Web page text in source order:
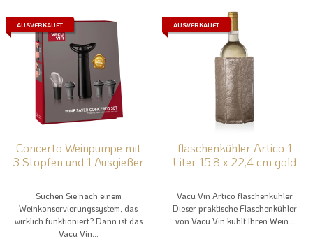
AUSVERKAUFT
Concerto Weinpumpe mit
3 Stopfen und 1 Ausgießer
Suchen Sie nach einem
Weinkonservierungssystem, das
wirklich funktioniert? Dann ist das
Vacu Vin...
AUSVERKAUFT
flaschenkühler Artico 1
Liter 15,8 x 22,4 cm gold
Vacu Vin Artico flaschenkühler
Dieser praktische Flaschenkühler
von Vacu Vin kühlt Ihren Wein...